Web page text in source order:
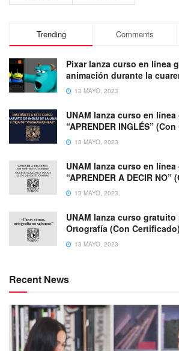
Trending Comments
Pixar lanza curso en línea
animación durante la
13 MAYO, 2023
UNAM lanza curso en
“APRENDER INGLÉS”
13 MAYO, 2023
UNAM lanza curso en
“APRENDER A DECIR
13 MAYO, 2023
UNAM lanza curso gratuito
Ortografía (Con Certificado)
13 MAYO, 2023
Recent News